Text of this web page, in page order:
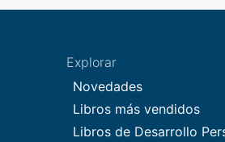
Explorar
Novedades
Libros más vendidos
Libros de Desarrollo